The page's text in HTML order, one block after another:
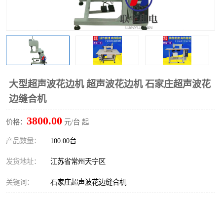
大型超声波花边机 超声波花边机 石家庄超声波花
边缝合机
价格： 3800.00 元/台 起
产品数量： 100.00台
发货地址： 江苏省常州天宁区
关键词： 石家庄超声波花边缝合机